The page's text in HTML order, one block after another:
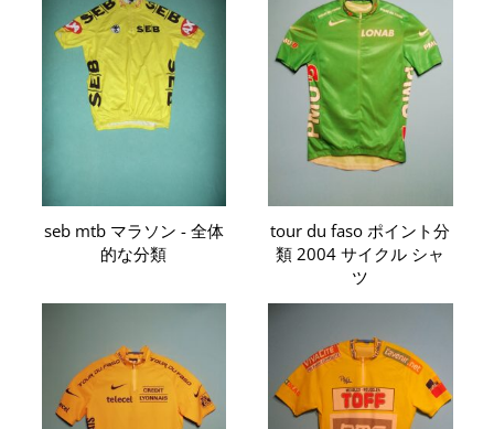
seb mtb マラソン - 全体
的な分類
tour du faso ポイント分
類 2004 サイクル シャ
ツ